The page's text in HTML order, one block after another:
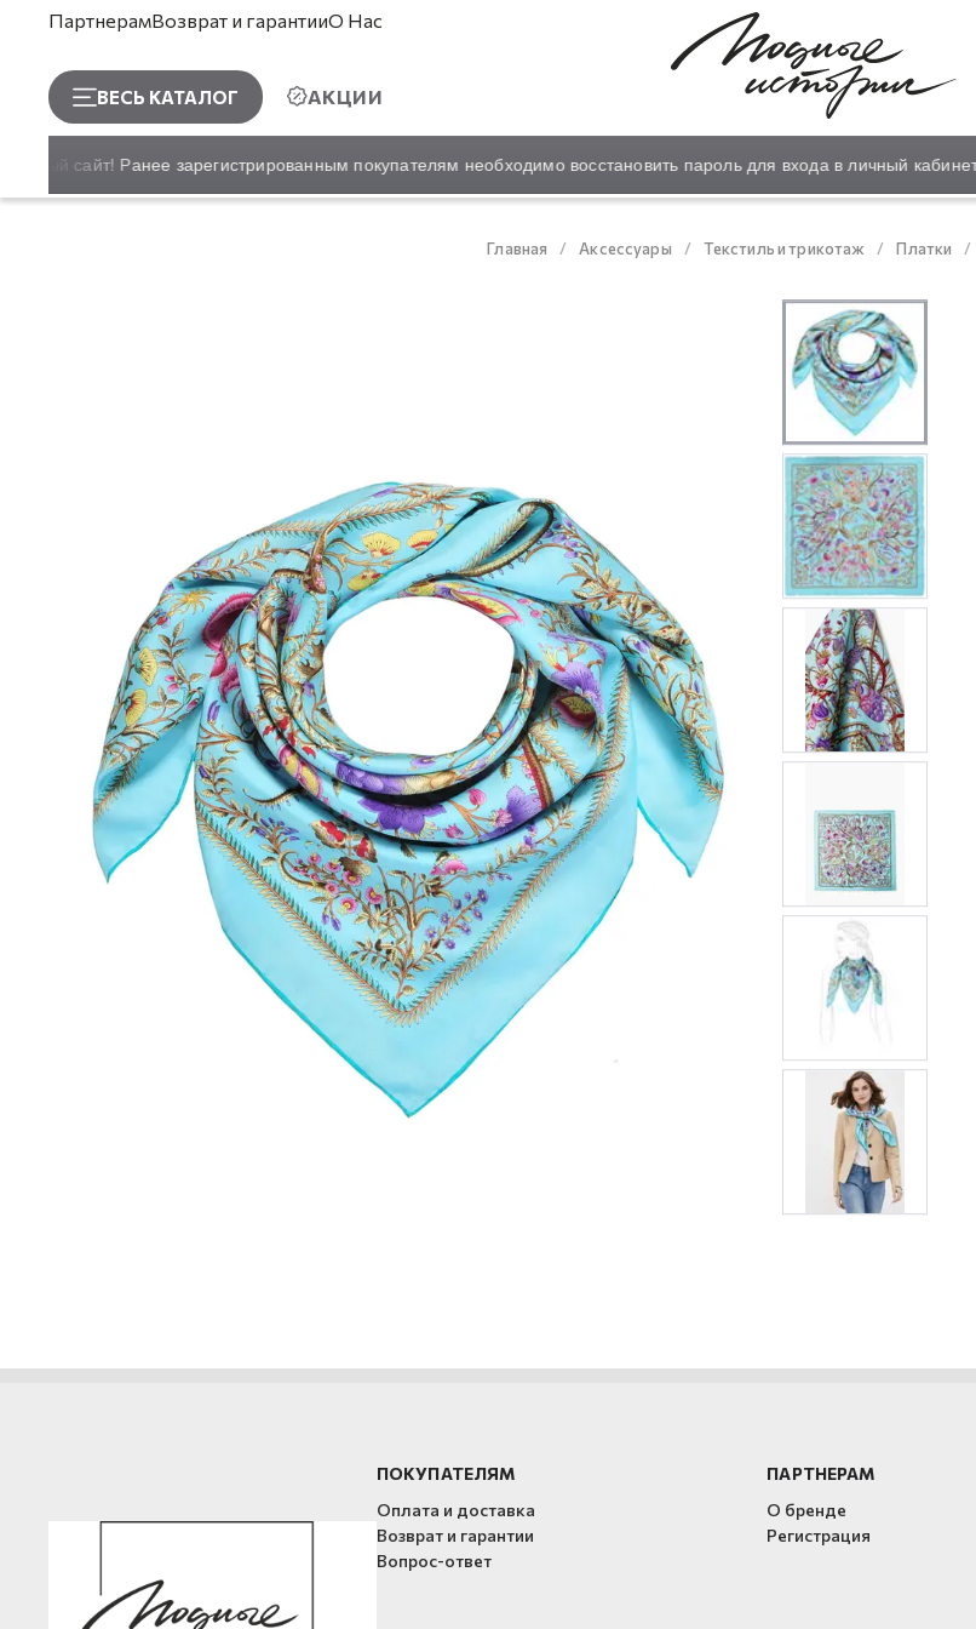
ПартнерамВозврат и гарантииО Нас
ВЕСЬ КАТАЛОГ АКЦИИ
сайт! Ранее зарегистрированным покупателям необходимо восстановить пароль для входа в личный кабинет
Главная Аксессуары Текстиль и трикотаж Платки
ПОКУПАТЕЛЯМ
Оплата и доставка
Возврат и гарантии
Вопрос-ответ
ПАРТНЕРАМ
О бренде
Регистрация